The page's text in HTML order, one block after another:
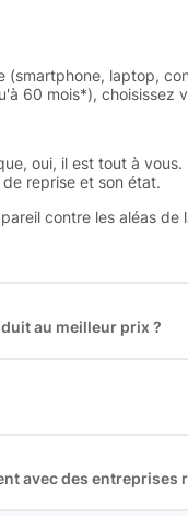
(smartphone, laptop,
60 mois*), choisissez
oui, il est tout à vous.
reprise et son état.
contre les aléas de
au meilleur prix ?
avec des entreprises